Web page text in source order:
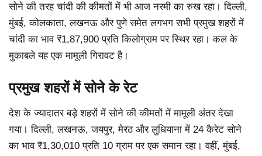
सोने की तरह चांदी की कीमतों में भी आज नरमी का रुख रहा। दिल्ली,
मुंबई, कोलकाता, लखनऊ और पुणे समेत लगभग सभी प्रमुख शहरों में
चांदी का भाव ₹1,87,900 प्रति किलोग्राम पर स्थिर रहा। कल के
मुकाबले यह एक मामूली गिरावट है।
प्रमुख शहरों में सोने के रेट
देश के ज्यादातर बड़े शहरों में सोने की कीमतों में मामूली अंतर देखा
गया। दिल्ली, लखनऊ, जयपुर, मेरठ और लुधियाना में 24 कैरेट सोने
का भाव ₹1,30,010 प्रति 10 ग्राम पर एक समान रहा। वहीं, मुंबई,